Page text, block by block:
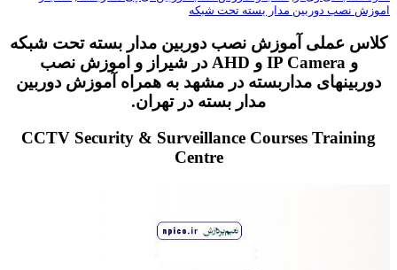
نصب دوربین مدار بسته تحت شبکه
عملی آموزش نصب دوربین مدار بسته تحت شبکه
و IP Camera و AHD در شیراز و اموزش نصب
دوربینهای مداربسته در مشهد به همراه آموزش دوربین
مدار بسته در تهران.
CCTV Security & Surveillance Courses Training
Centre